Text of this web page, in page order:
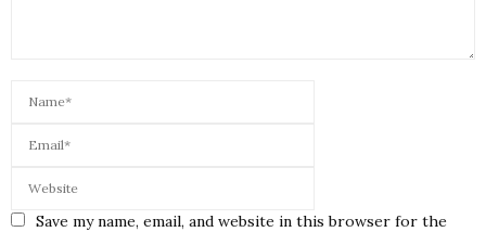
Save my name, email, and website in this browser for the